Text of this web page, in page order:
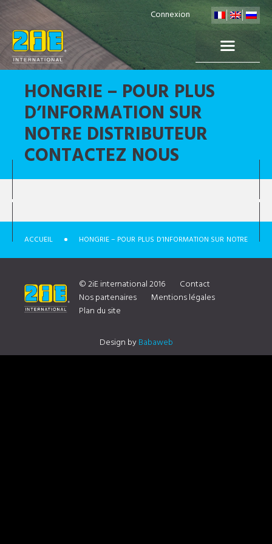
Connexion
HONGRIE – POUR PLUS
D’INFORMATION SUR
NOTRE DISTRIBUTEUR
CONTACTEZ NOUS
ACCUEIL HONGRIE – POUR PLUS D’INFORMATION SUR NOTRE
© 2iE international 2016
Contact
Nos partenaires
Mentions légales
Plan du site
Design byBabaweb